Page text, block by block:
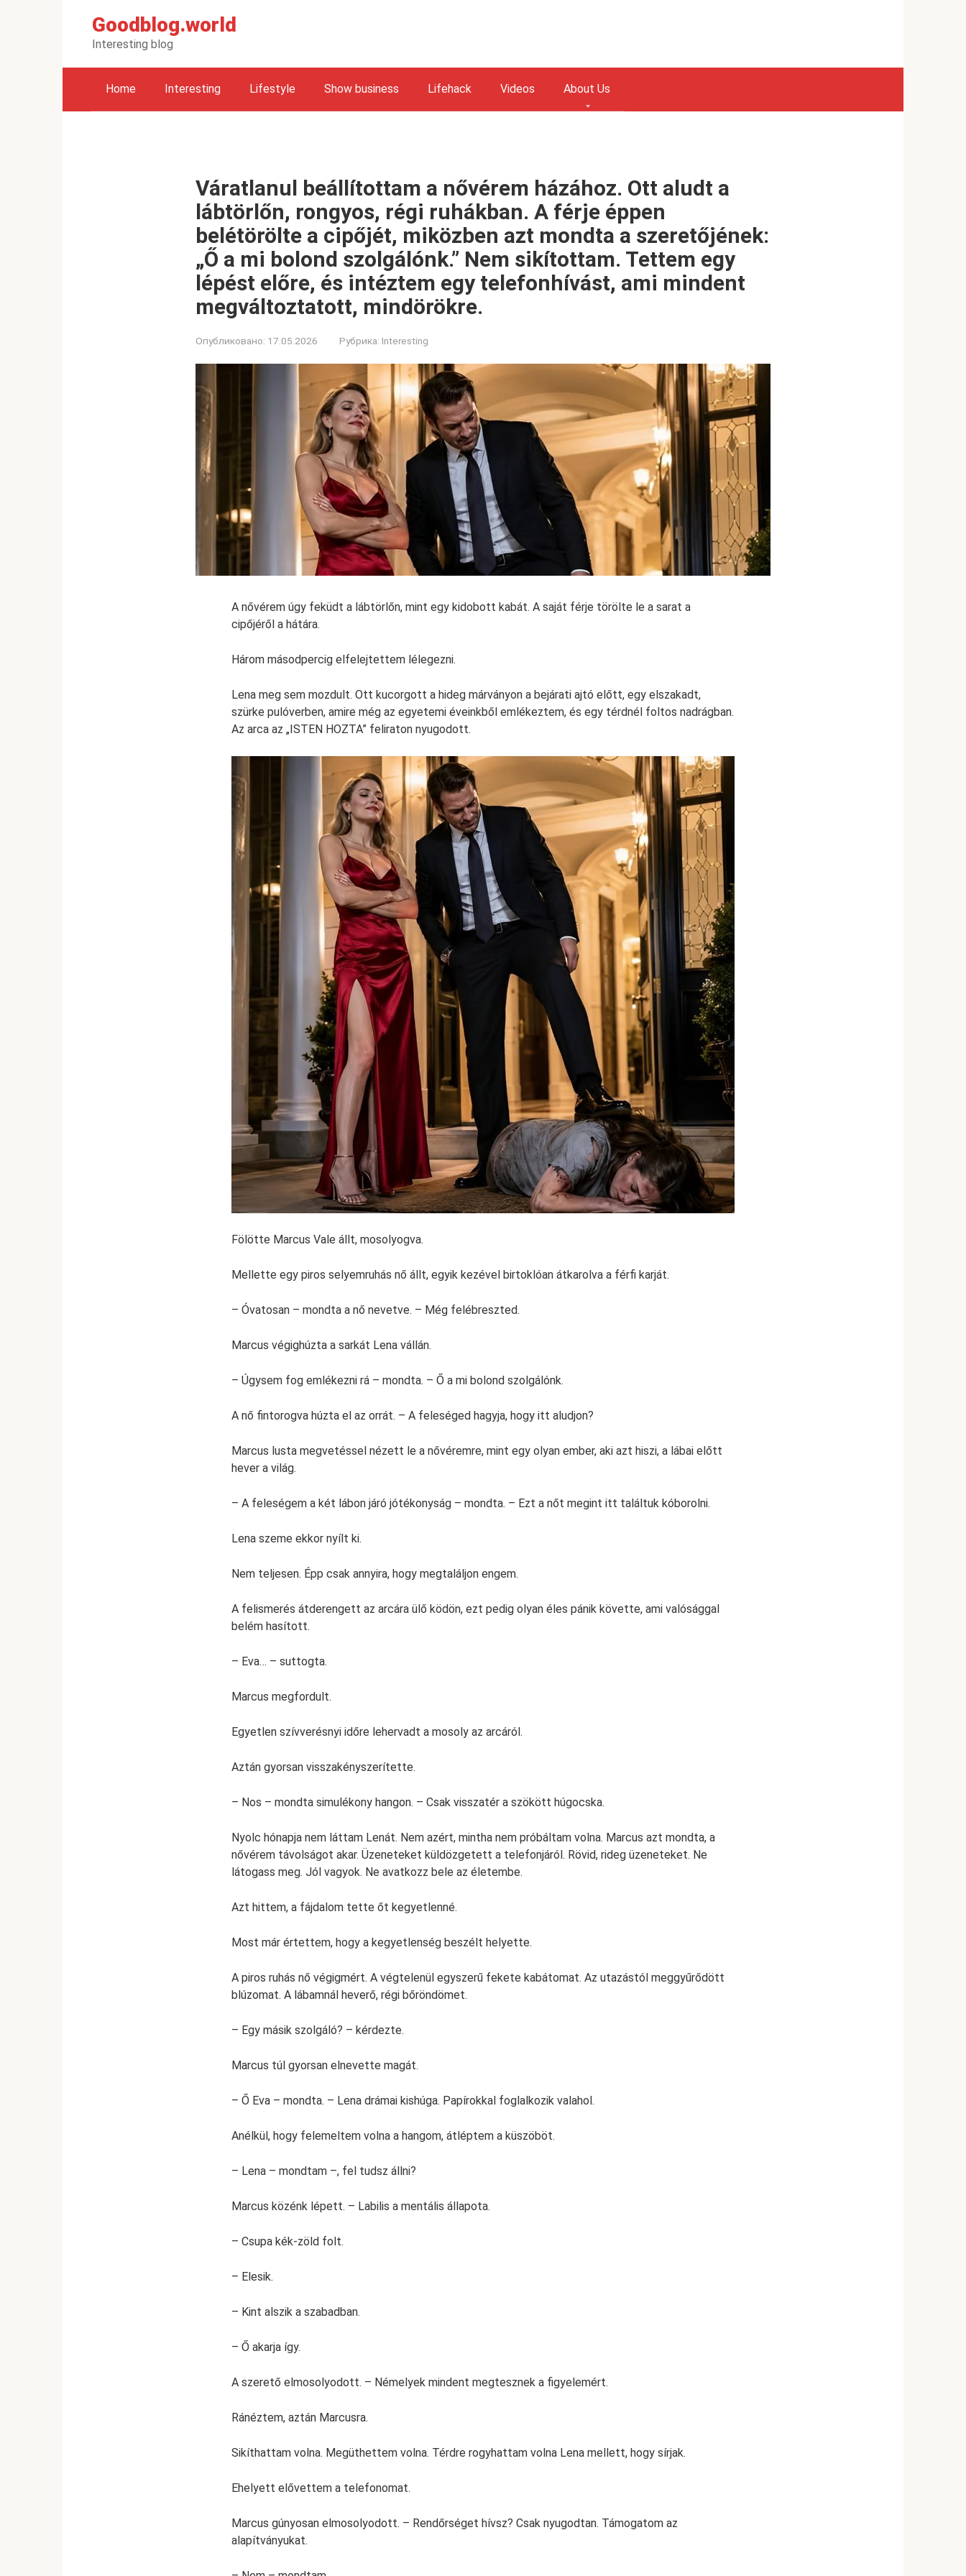
Goodblog.world
Interesting blog
Home Interesting Lifestyle Show business Lifehack Videos About Us
Váratlanul beállítottam a nővérem házához. Ott aludt a
lábtörlőn, rongyos, régi ruhákban. A férje éppen
belétörölte a cipőjét, miközben azt mondta a szeretőjének:
„Ő a mi bolond szolgálónk.” Nem sikítottam. Tettem egy
lépést előre, és intéztem egy telefonhívást, ami mindent
megváltoztatott, mindörökre.
Опубликовано: 17.05.2026 Рубрика: Interesting
A nővérem úgy feküdt a lábtörlőn, mint egy kidobott kabát. A saját férje törölte le a sarat a
cipőjéről a hátára.
Három másodpercig elfelejtettem lélegezni.
Lena meg sem mozdult. Ott kucorgott a hideg márványon a bejárati ajtó előtt, egy elszakadt,
szürke pulóverben, amire még az egyetemi éveinkből emlékeztem, és egy térdnél foltos nadrágban.
Az arca az „ISTEN HOZTA” feliraton nyugodott.
Fölötte Marcus Vale állt, mosolyogva.
Mellette egy piros selyemruhás nő állt, egyik kezével birtoklóan átkarolva a férfi karját.
– Óvatosan – mondta a nő nevetve. – Még felébreszted.
Marcus végighúzta a sarkát Lena vállán.
– Úgysem fog emlékezni rá – mondta. – Ő a mi bolond szolgálónk.
A nő fintorogva húzta el az orrát. – A feleséged hagyja, hogy itt aludjon?
Marcus lusta megvetéssel nézett le a nővéremre, mint egy olyan ember, aki azt hiszi, a lábai előtt
hever a világ.
– A feleségem a két lábon járó jótékonyság – mondta. – Ezt a nőt megint itt találtuk kóborolni.
Lena szeme ekkor nyílt ki.
Nem teljesen. Épp csak annyira, hogy megtaláljon engem.
A felismerés átderengett az arcára ülő ködön, ezt pedig olyan éles pánik követte, ami valósággal
belém hasított.
– Eva… – suttogta.
Marcus megfordult.
Egyetlen szívverésnyi időre lehervadt a mosoly az arcáról.
Aztán gyorsan visszakényszerítette.
– Nos – mondta simulékony hangon. – Csak visszatér a szökött húgocska.
Nyolc hónapja nem láttam Lenát. Nem azért, mintha nem próbáltam volna. Marcus azt mondta, a
nővérem távolságot akar. Üzeneteket küldözgetett a telefonjáról. Rövid, rideg üzeneteket. Ne
látogass meg. Jól vagyok. Ne avatkozz bele az életembe.
Azt hittem, a fájdalom tette őt kegyetlenné.
Most már értettem, hogy a kegyetlenség beszélt helyette.
A piros ruhás nő végigmért. A végtelenül egyszerű fekete kabátomat. Az utazástól meggyűrődött
blúzomat. A lábamnál heverő, régi bőröndömet.
– Egy másik szolgáló? – kérdezte.
Marcus túl gyorsan elnevette magát.
– Ő Eva – mondta. – Lena drámai kishúga. Papírokkal foglalkozik valahol.
Anélkül, hogy felemeltem volna a hangom, átléptem a küszöböt.
– Lena – mondtam –, fel tudsz állni?
Marcus közénk lépett. – Labilis a mentális állapota.
– Csupa kék-zöld folt.
– Elesik.
– Kint alszik a szabadban.
– Ő akarja így.
A szerető elmosolyodott. – Némelyek mindent megtesznek a figyelemért.
Ránéztem, aztán Marcusra.
Sikíthattam volna. Megüthettem volna. Térdre rogyhattam volna Lena mellett, hogy sírjak.
Ehelyett elővettem a telefonomat.
Marcus gúnyosan elmosolyodott. – Rendőrséget hívsz? Csak nyugodtan. Támogatom az
alapítványukat.